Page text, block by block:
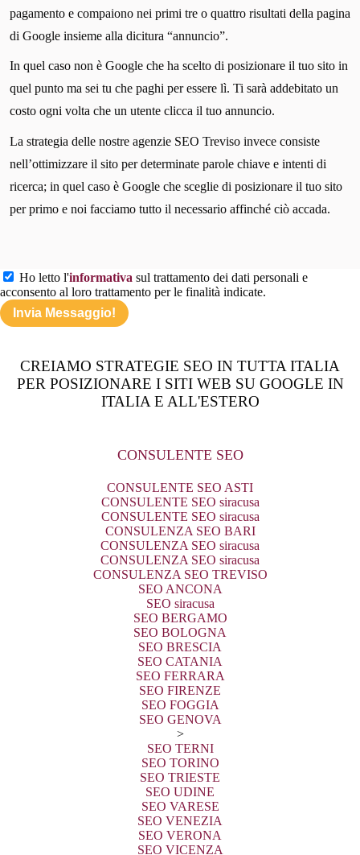
pagamento e compaiono nei primi tre o quattro risultati della pagina
di Google insieme alla dicitura “annuncio”.
In quel caso non è Google che ha scelto di posizionare il tuo sito in
quel punto ma sei tu che paghi per essere lì. Ti sarà addebitato un
costo ogni volta che un utente clicca il tuo annuncio.
La strategia delle nostre agenzie SEO Treviso invece consiste
nell’ottimizzare il sito per determinate parole chiave e intenti di
ricerca; in quel caso è Google che sceglie di posizionare il tuo sito
per primo e noi facciamo tutto il necessario affinché ciò accada.
Ho letto l'informativa sul trattamento dei dati personali e
acconsento al loro trattamento per le finalità indicate.
CREIAMO STRATEGIE SEO IN TUTTA ITALIA
PER POSIZIONARE I SITI WEB SU GOOGLE IN
ITALIA E ALL'ESTERO
CONSULENTE SEO
CONSULENTE SEO ASTI
CONSULENTE SEO siracusa
CONSULENTE SEO siracusa
CONSULENZA SEO BARI
CONSULENZA SEO siracusa
CONSULENZA SEO siracusa
CONSULENZA SEO TREVISO
SEO ANCONA
SEO siracusa
SEO BERGAMO
SEO BOLOGNA
SEO BRESCIA
SEO CATANIA
SEO FERRARA
SEO FIRENZE
SEO FOGGIA
SEO GENOVA
>
SEO TERNI
SEO TORINO
SEO TRIESTE
SEO UDINE
SEO VARESE
SEO VENEZIA
SEO VERONA
SEO VICENZA